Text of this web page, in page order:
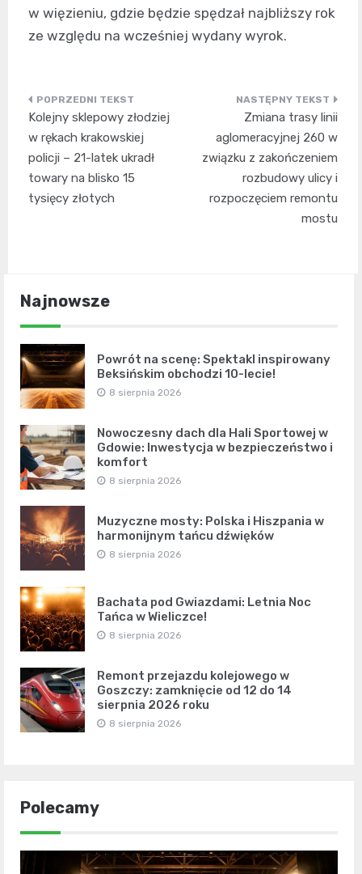
w więzieniu, gdzie będzie spędzał najbliższy rok
ze względu na wcześniej wydany wyrok.
Nawigacja
wpisu
Kolejny sklepowy złodziej
w rękach krakowskiej
policji – 21-latek ukradł
towary na blisko 15
tysięcy złotych
Zmiana trasy linii
aglomeracyjnej 260 w
związku z zakończeniem
rozbudowy ulicy i
rozpoczęciem remontu
mostu
Najnowsze
Powrót na scenę: Spektakl inspirowany
Beksińskim obchodzi 10-lecie!
8 sierpnia 2026
Nowoczesny dach dla Hali Sportowej w
Gdowie: Inwestycja w bezpieczeństwo i
komfort
8 sierpnia 2026
Muzyczne mosty: Polska i Hiszpania w
harmonijnym tańcu dźwięków
8 sierpnia 2026
Bachata pod Gwiazdami: Letnia Noc
Tańca w Wieliczce!
8 sierpnia 2026
Remont przejazdu kolejowego w
Goszczy: zamknięcie od 12 do 14
sierpnia 2026 roku
8 sierpnia 2026
Polecamy